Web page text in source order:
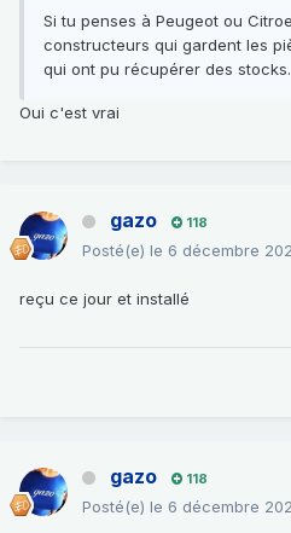
Si tu penses à Peugeot ou
constructeurs qui gardent les
qui ont pu récupérer des stocks.
Oui c'est vrai
gazo 118
Posté(e) le 6 décembre
reçu ce jour et installé
gazo 118
Posté(e) le 6 décembre